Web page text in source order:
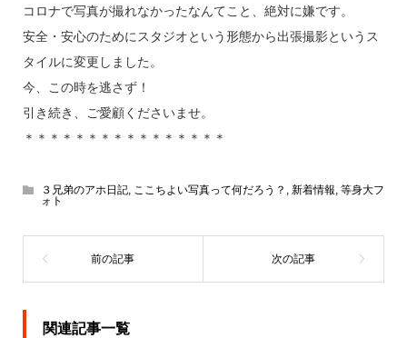
コロナで写真が撮れなかったなんてこと、絶対に嫌です。
安全・安心のためにスタジオという形態から出張撮影というス
タイルに変更しました。
今、この時を逃さず！
引き続き、ご愛顧くださいませ。
＊＊＊＊＊＊＊＊＊＊＊＊＊＊＊＊
３兄弟のアホ日記, ここちよい写真って何だろう？ , 新着情報, 等身大フ
ォト
関連記事一覧